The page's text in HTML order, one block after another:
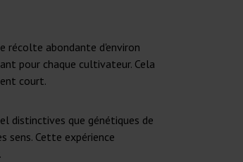
récolte abondante d'environ
pour chaque cultivateur. Cela
court.
distinctives que génétiques de
sens. Cette expérience